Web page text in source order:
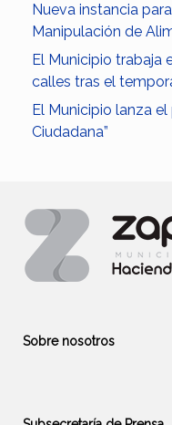
Nueva instancia
Manipulación de
El Municipio trabaja
calles tras el
El Municipio lanza
Ciudadana”
Sobre nosotros